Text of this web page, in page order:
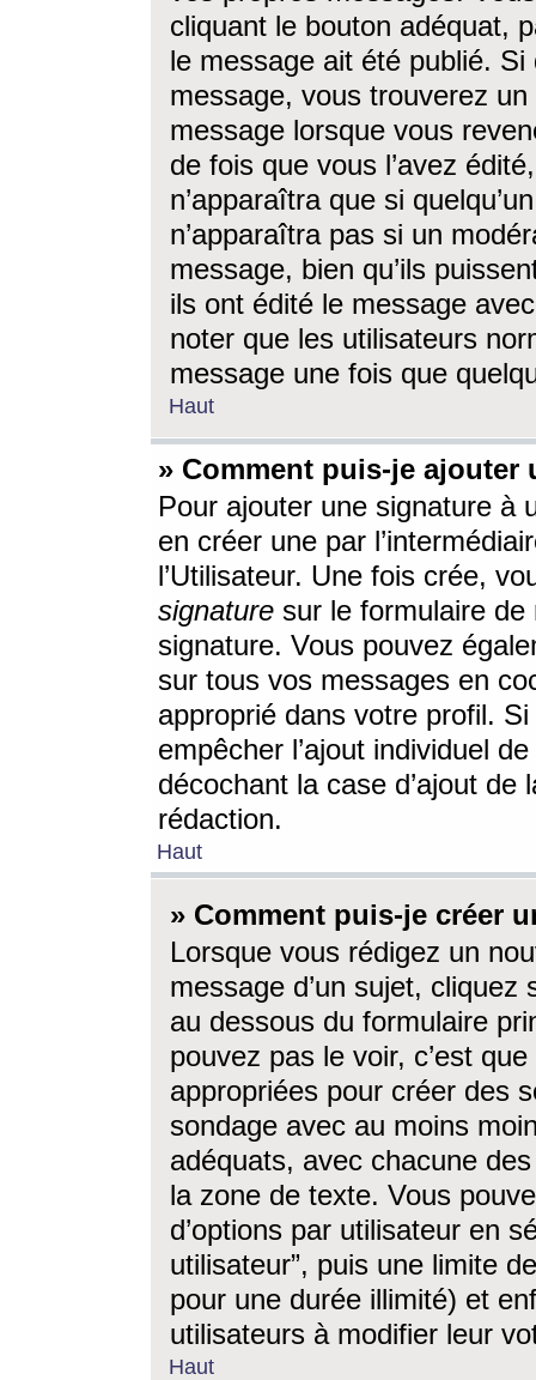
cliquant le bouton adéquat,
le message ait été publié. Si
message, vous trouverez
message lorsque vous
de fois que vous l’avez
n’apparaîtra que si
n’apparaîtra pas si un
message, bien qu’ils
ils ont édité le message
noter que les utilisateurs
message une fois que
Haut
» Comment puis-je ajouter
Pour ajouter une signature à
en créer une par
l’Utilisateur. Une fois crée,
signature sur le formulaire de
signature. Vous pouvez
sur tous vos messages en
approprié dans votre profil.
empêcher l’ajout individuel
décochant la case d’ajout
rédaction.
Haut
» Comment puis-je créer
Lorsque vous rédigez un
message d’un sujet, cliquez
au dessous du formulaire
pouvez pas le voir, c’est
appropriées pour créer des
sondage avec au moins
adéquats, avec chacune
la zone de texte. Vous
d’options par utilisateur en
utilisateur”, puis une limite
pour une durée illimité) et
utilisateurs à modifier leur
Haut